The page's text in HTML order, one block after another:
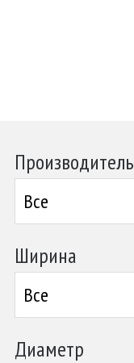
Производитель
Все
Ширина
Все
Диаметр